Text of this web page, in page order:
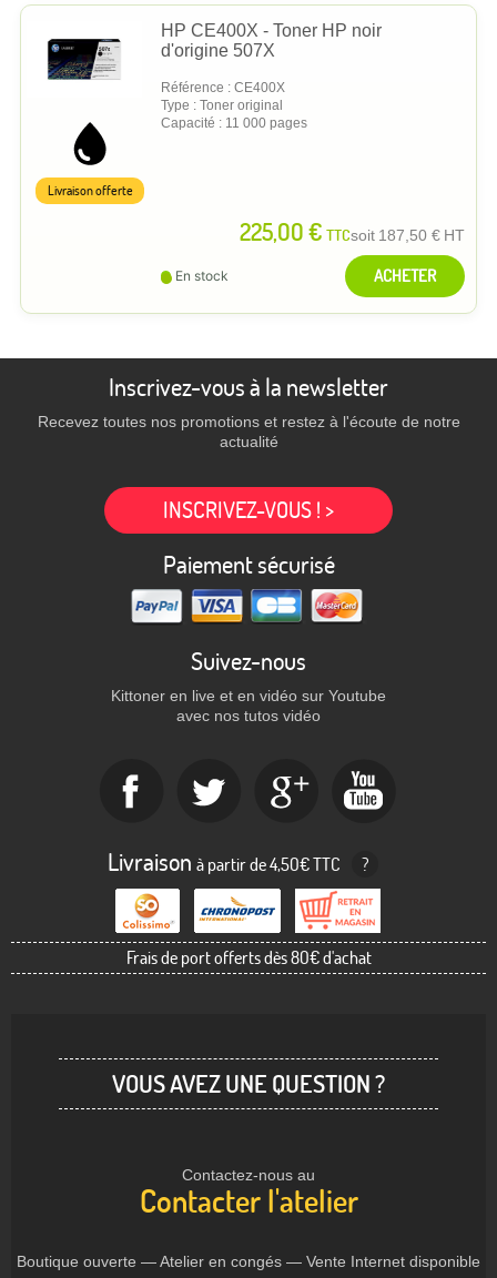
HP CE400X - Toner HP noir
d'origine 507X
Référence : CE400X
Type : Toner original
Capacité : 11 000 pages
225,00 € TTCsoit 187,50 € HT
Livraison offerte
En stock ACHETER
Inscrivez-vous à la newsletter
Recevez toutes nos promotions et restez à l'écoute de notre
actualité
INSCRIVEZ-VOUS ! >
Paiement sécurisé
Suivez-nous
Kittoner en live et en vidéo sur Youtube
avec nos tutos vidéo
Livraison à partir de 4,50€ TTC ?
Frais de port offerts dès 80€ d'achat
VOUS AVEZ UNE QUESTION ?
Contactez-nous au
Contacter l'atelier
Boutique ouverte — Atelier en congés — Vente Internet disponible